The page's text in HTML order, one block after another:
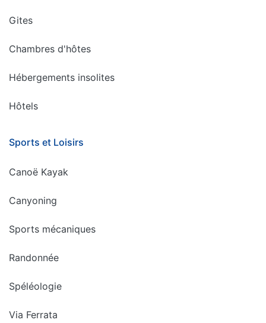
Gites
Chambres d'hôtes
Hébergements insolites
Hôtels
Sports et Loisirs
Canoë Kayak
Canyoning
Sports mécaniques
Randonnée
Spéléologie
Via Ferrata